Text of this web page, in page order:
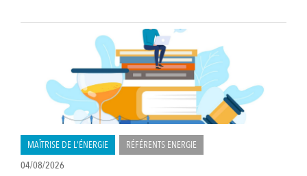
MAÎTRISE DE L'ÉNERGIE
RÉFÉRENTS ENERGIE
04/08/2026